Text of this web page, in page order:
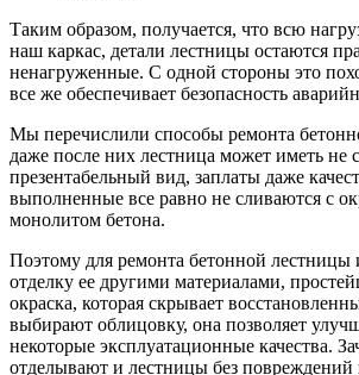
Таким образом, получается, что всю
наш каркас, детали лестницы остаются
ненагруженные. С одной стороны это
все же обеспечивает безопасность
Мы перечислили способы ремонта
даже после них лестница может иметь не
презентабельный вид, заплаты даже
выполненные все равно не сливаются с
монолитом бетона.
Поэтому для ремонта бетонной лестницы
отделку ее другими материалами,
окраска, которая скрывает
выбирают облицовку, она позволяет
некоторые эксплуатационные качества.
отделывают и лестницы без повреждений